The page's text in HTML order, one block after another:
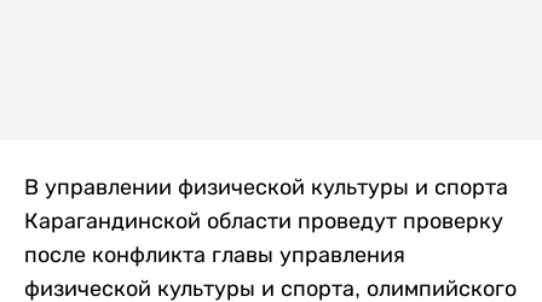
В управлении физической культуры и спорта
Карагандинской области проведут проверку
после конфликта главы управления
физической культуры и спорта, олимпийского